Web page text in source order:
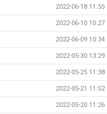
2022-06-18 11:55
2022-06-10 10:27
2022-06-09 10:34
2022-05-30 13:29
2022-05-25 11:38
2022-05-21 11:52
2022-05-20 11:26